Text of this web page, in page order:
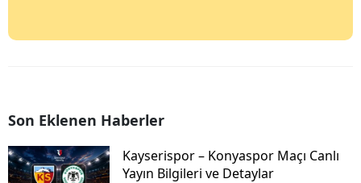
Son Eklenen Haberler
Kayserispor – Konyaspor Maçı Canlı
Yayın Bilgileri ve Detaylar